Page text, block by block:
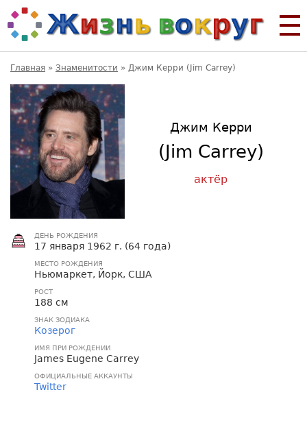
Главная » Знаменитости » Джим Керри (Jim Carrey)
Джим Керри
(Jim Carrey)
актёр
ДЕНЬ РОЖДЕНИЯ
17 января 1962 г. (64 года)
МЕСТО РОЖДЕНИЯ
Ньюмаркет, Йорк, США
РОСТ
188 см
ЗНАК ЗОДИАКА
Козерог
ИМЯ ПРИ РОЖДЕНИИ
James Eugene Carrey
ОФИЦИАЛЬНЫЕ АККАУНТЫ
Twitter